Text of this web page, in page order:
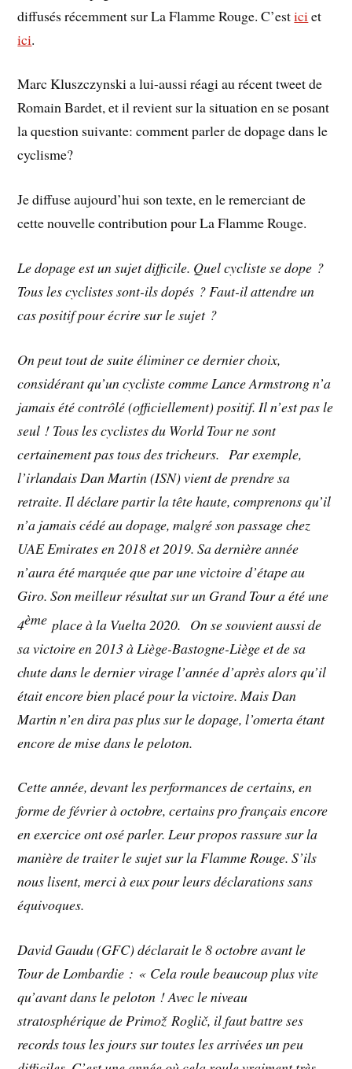
diffusés récemment sur La Flamme Rouge. C’estici et
ici.
Marc Kluszczynski a lui-aussi réagi au récent tweet de
Romain Bardet, et il revient sur la situation en se posant
la question suivante: comment parler de dopage dans le
cyclisme?
Je diffuse aujourd’hui son texte, en le remerciant de
cette nouvelle contribution pour La Flamme Rouge.
Le dopage est un sujet difficile. Quel cycliste se dope ?
Tous les cyclistes sont-ils dopés ? Faut-il attendre un
cas positif pour écrire sur le sujet ?
On peut tout de suite éliminer ce dernier choix,
considérant qu’un cycliste comme Lance Armstrong n’a
jamais été contrôlé (officiellement) positif. Il n’est pas le
seul ! Tous les cyclistes du World Tour ne sont
certainement pas tous des tricheurs. Par exemple,
l’irlandais Dan Martin (ISN) vient de prendre sa
retraite. Il déclare partir la tête haute, comprenons qu’il
n’a jamais cédé au dopage, malgré son passage chez
UAE Emirates en 2018 et 2019. Sa dernière année
n’aura été marquée que par une victoire d’étape au
Giro. Son meilleur résultat sur un Grand Tour a été une
4ème place à la Vuelta 2020. On se souvient aussi de
sa victoire en 2013 à Liège-Bastogne-Liège et de sa
chute dans le dernier virage l’année d’après alors qu’il
était encore bien placé pour la victoire. Mais Dan
Martin n’en dira pas plus sur le dopage, l’omerta étant
encore de mise dans le peloton.
Cette année, devant les performances de certains, en
forme de février à octobre, certains pro français encore
en exercice ont osé parler. Leur propos rassure sur la
manière de traiter le sujet sur la Flamme Rouge. S’ils
nous lisent, merci à eux pour leurs déclarations sans
équivoques.
David Gaudu (GFC) déclarait le 8 octobre avant le
Tour de Lombardie : « Cela roule beaucoup plus vite
qu’avant dans le peloton ! Avec le niveau
stratosphérique de Primož Roglič, il faut battre ses
records tous les jours sur toutes les arrivées un peu